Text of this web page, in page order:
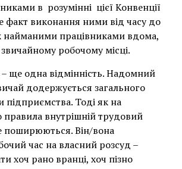
в розумінні цієї Конвенції
факт виконання ними від часу до
найманими працівниками вдома,
робочому місці.
ще одна відмінність. Надомний
додержується загального
Тоді як на
правила внутрішній трудовий
поширюються. Він/вона
час на власний розсуд –
хоч рано вранці, хоч пізно